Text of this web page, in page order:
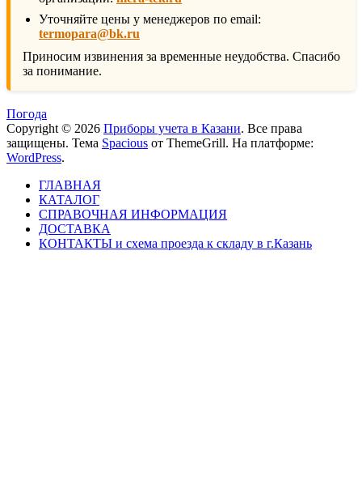
Уточняйте цены у менеджеров по email:
termopara@bk.ru
Приносим извинения за временные неудобства. Спасибо
за понимание.
Погода
Copyright © 2026 Приборы учета в Казани. Все права
защищены. Тема Spacious от ThemeGrill. На платформе:
WordPress.
ГЛАВНАЯ
КАТАЛОГ
СПРАВОЧНАЯ ИНФОРМАЦИЯ
ДОСТАВКА
КОНТАКТЫ и схема проезда к складу в г.Казань